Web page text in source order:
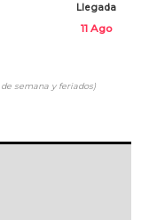
Llegada
11 Ago
semana y feriados)